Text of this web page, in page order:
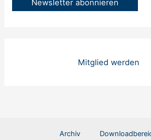
Mitglied werden
Archiv